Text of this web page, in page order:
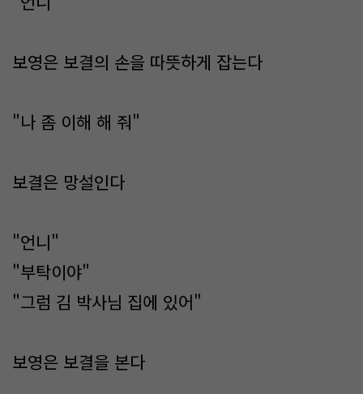
보영은 보결의 손을 따뜻하게 잡는다
"나 좀 이해 해 줘"
보결은 망설인다
"언니"
"부탁이야"
"그럼 김 박사님 집에 있어"
보영은 보결을 본다